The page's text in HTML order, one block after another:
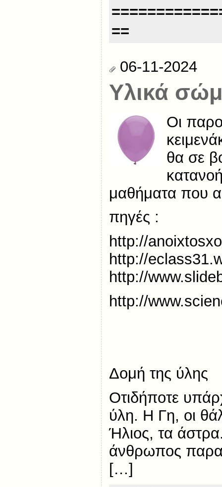
==
06-11-2024
Υλικά
Οι
θα σε
μαθήματα που
πηγές :
http://
http://
http://
http://
Δομή της ύλης
Οτιδήποτε
ύλη. Η Γη, οι
Ήλιος, τα
άνθρωπος
[…]